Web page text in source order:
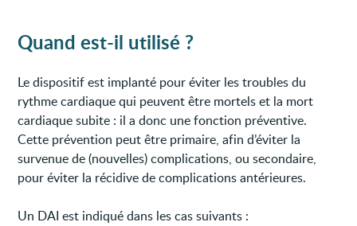
Quand est-il utilisé ?
Le dispositif est implanté pour éviter les troubles du
rythme cardiaque qui peuvent être mortels et la mort
cardiaque subite : il a donc une fonction préventive.
Cette prévention peut être primaire, afin d’éviter la
survenue de (nouvelles) complications, ou secondaire,
pour éviter la récidive de complications antérieures.
Un DAI est indiqué dans les cas suivants :